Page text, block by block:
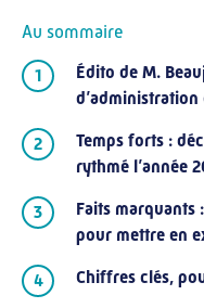
Au sommaire
Édito de M.
Temps forts :
rythmé l’année
Faits marquants
pour mettre en
Chiffres clés,